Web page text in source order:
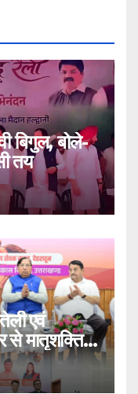
बिगुल, बोले-
तय
एवं
से मातृशक्ति